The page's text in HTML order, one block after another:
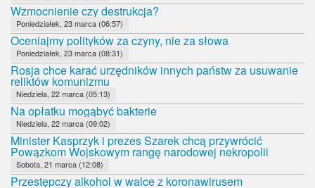
Wzmocnienie czy destrukcja?
Poniedziałek, 23 marca (06:57)
Oceniajmy polityków za czyny, nie za słowa
Poniedziałek, 23 marca (08:31)
Rosja chce karać urzędników innych państw za usuwanie
reliktów komunizmu
Niedziela, 22 marca (05:13)
Na opłatku mogąbyć bakterie
Niedziela, 22 marca (09:02)
Minister Kasprzyk i prezes Szarek chcą przywrócić
Powązkom Wojskowym rangę narodowej nekropolii
Sobota, 21 marca (12:08)
Przestępczy alkohol w walce z koronawirusem